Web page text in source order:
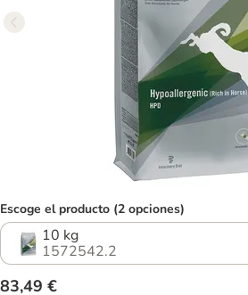
Escoge el producto (2 opciones)
10 kg
1572542.2
83,49 €